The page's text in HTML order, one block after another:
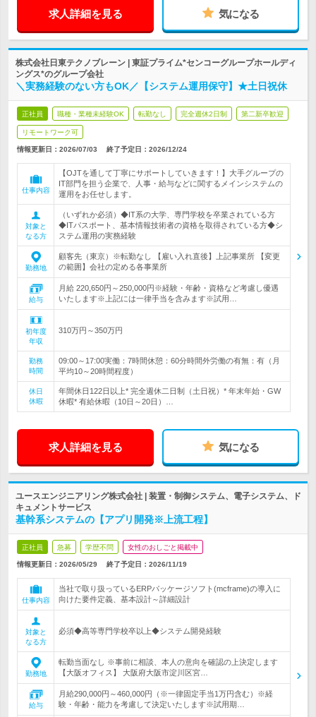
求人詳細を見る 気になる
株式会社日東テクノブレーン | 東証プライム*センコーグループホールディ
ングス*のグループ会社
＼実務経験のない方もOK／【システム運用保守】★土日祝休
正社員 職種・業種未経験OK 転勤なし 完全週休2日制 第二新卒歓迎
リモートワーク可
情報更新日：2026/07/03 終了予定日： 2026/12/24
仕事内容
【OJTを通して丁寧にサポートしていきます！】大手グループの
IT部門を担う企業で、人事・給与などに関するメインシステムの
運用をお任せします。
対象と
なる方
（いずれか必須）◆IT系の大学、専門学校を卒業されている方
◆ITパスポート、基本情報技術者の資格を取得されている方◆シ
ステム運用の実務経験
勤務地
顧客先（東京）※転勤なし 【雇い入れ直後】上記事業所 【変更
の範囲】会社の定める各事業所
給与
月給 220,650円～250,000円※経験・年齢・資格など考慮し優遇
いたします※上記には一律手当を含みます※試用…
初年度
年収
310万円～350万円
勤務
時間
09:00～17:00実働：7時間休憩：60分時間外労働の有無：有（月
平均10～20時間程度）
休日
休暇
年間休日122日以上* 完全週休二日制（土日祝）* 年末年始・GW
休暇* 有給休暇（10日～20日）…
求人詳細を見る 気になる
ユースエンジニアリング株式会社 | 装置・制御システム、電子システム、ド
キュメントサービス
基幹系システムの【アプリ開発※上流工程】
正社員 急募 学歴不問 女性のおしごと掲載中
情報更新日：2026/05/29 終了予定日： 2026/11/19
仕事内容
当社で取り扱っているERPパッケージソフト(mcframe)の導入に
向けた要件定義、基本設計～詳細設計
対象と
なる方
必須◆高等専門学校卒以上◆システム開発経験
勤務地
転勤当面なし ※事前に相談、本人の意向を確認の上決定します
【大阪オフィス】 大阪府大阪市淀川区宮…
給与
月給290,000円～460,000円（※一律固定手当1万円含む）※経
験・年齢・能力を考慮して決定いたします※試用期…